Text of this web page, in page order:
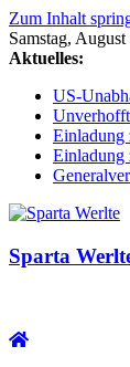
Zum Inhalt
Samstag,
Aktuelles:
US-
Einladung
Einladung
Sparta